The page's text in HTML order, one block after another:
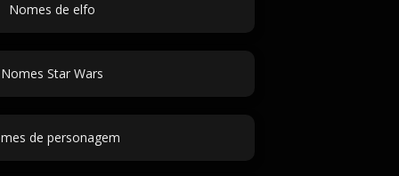
Nomes de elfo
Nomes Star Wars
de personagem